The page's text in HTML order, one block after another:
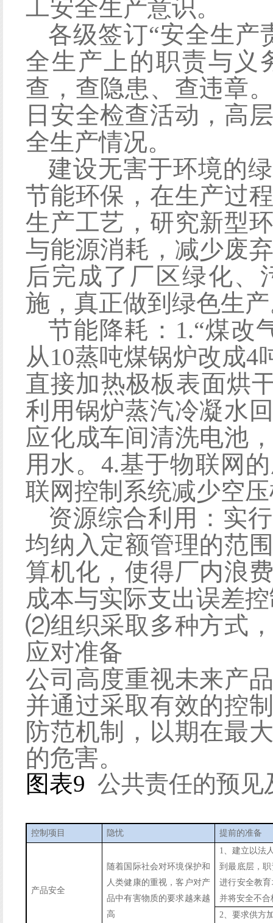
工安全生产意识。
各级签订“安全生产
全生产上的职责与义
查，查隐患、查违章
日安全检查活动，高
全生产情况。
建设无害于环境的
节能环保，在生产过
生产工艺，研究新型
与能源消耗，减少废
后完成了厂区绿化、
施 ， 真正做到 绿色生产
节能降耗： 1.“煤改
从10蒸吨煤锅炉改成4
直接加热极板表面烘
利用锅炉蒸汽冷凝水
应化成车间清洗电池
用水。 4.基于物联网
联网控制系统减少空
资源综合利用：实
均纳入定额管理的范
算机化，使得厂内浪
成本与实际支出误差
⑵组织采取多种方式
应对准备
公司高度重视未来产
并通过采取有效的控
防范机制，以期在最
的危害。
图表9 公共责任的预见
控制项目 隐忧 提前的准备
产品安全
随着国际社会对环境保护和
人类健康的重视，客户对产
品中有害物质的要求越来越
高
1、建立以法
到最底层，
进行安全教
并将安全不
2、要求供方